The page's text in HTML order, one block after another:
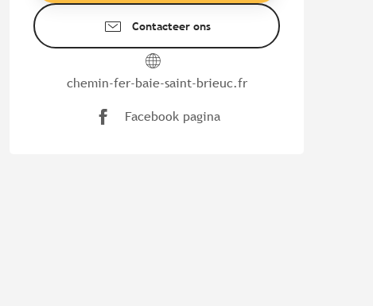
Contacteer ons
chemin-fer-baie-saint-brieuc.fr
Facebook pagina